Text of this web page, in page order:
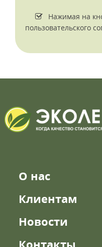
Нажимая на
пользовательского
О нас
Клиентам
Новости